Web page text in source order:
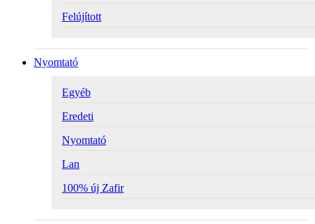
Felújított
Nyomtató
Egyéb
Eredeti
Nyomtató
Lan
100% új Zafir